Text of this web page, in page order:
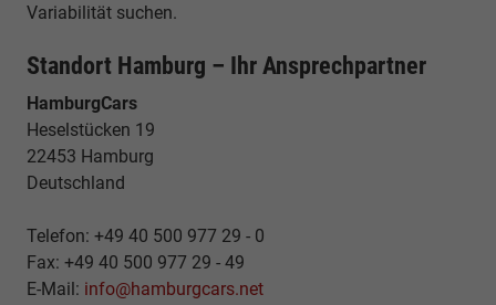
Variabilität suchen.
Standort Hamburg – Ihr Ansprechpartner
HamburgCars
Heselstücken 19
22453 Hamburg
Deutschland
Telefon: +49 40 500 977 29 - 0
Fax: +49 40 500 977 29 - 49
E-Mail: info@hamburgcars.net